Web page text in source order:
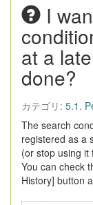
I
at a
done?
カテゴリ: 5.1.
The search
registered as a
(or stop using it
You can check
History] button